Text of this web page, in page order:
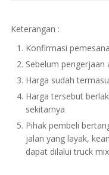
Keterangan :
Konfirmasi
Sebelum pengerjaan
Harga sudah
Harga tersebut
sekitarnya
Pihak pembeli
jalan yang layak,
dapat dilalui truck